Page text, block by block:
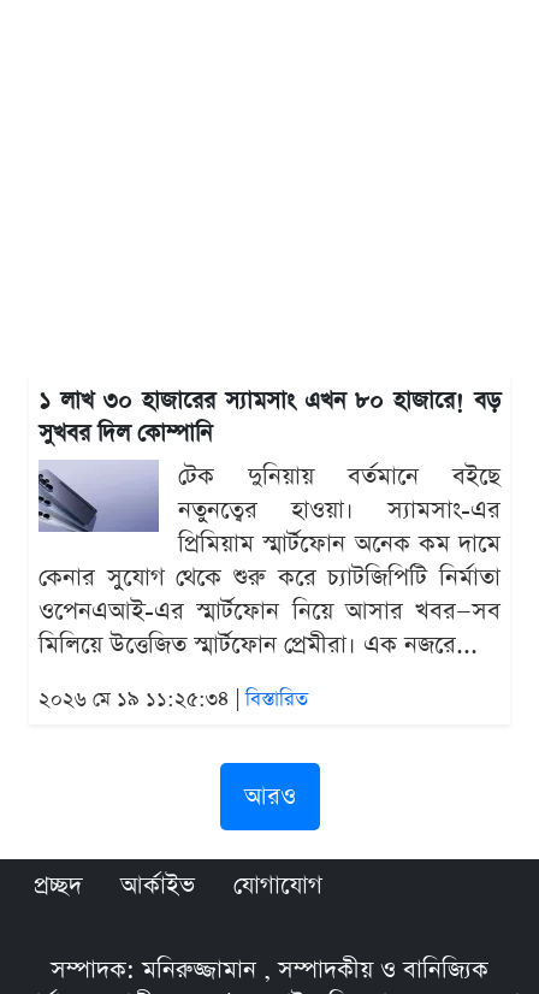
১ লাখ ৩০ হাজারের স্যামসাং এখন ৮০ হাজারে! বড়
সুখবর দিল কোম্পানি
টেক দুনিয়ায় বর্তমানে বইছে
নতুনত্বের হাওয়া। স্যামসাং-এর
প্রিমিয়াম স্মার্টফোন অনেক কম দামে
কেনার সুযোগ থেকে শুরু করে চ্যাটজিপিটি নির্মাতা
ওপেনএআই-এর স্মার্টফোন নিয়ে আসার খবর—সব
মিলিয়ে উত্তেজিত স্মার্টফোন প্রেমীরা। এক নজরে...
২০২৬ মে ১৯ ১১:২৫:৩৪ |বিস্তারিত
আরও
প্রচ্ছদ আর্কাইভ যোগাযোগ
সম্পাদক: মনিরুজ্জামান , সম্পাদকীয় ও বানিজ্যিক